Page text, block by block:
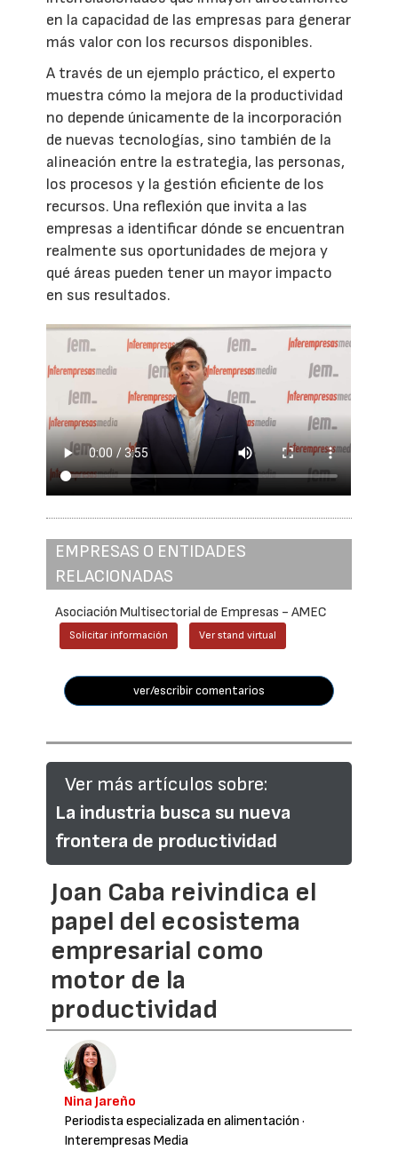
en la capacidad de las empresas para generar
más valor con los recursos disponibles.
A través de un ejemplo práctico, el experto
muestra cómo la mejora de la productividad
no depende únicamente de la incorporación
de nuevas tecnologías, sino también de la
alineación entre la estrategia, las personas,
los procesos y la gestión eficiente de los
recursos. Una reflexión que invita a las
empresas a identificar dónde se encuentran
realmente sus oportunidades de mejora y
qué áreas pueden tener un mayor impacto
en sus resultados.
EMPRESAS O ENTIDADES
RELACIONADAS
Asociación Multisectorial de Empresas - AMEC
Solicitar información Ver stand virtual
ver/escribir comentarios
Ver más artículos sobre:
La industria busca su nueva
frontera de productividad
Joan Caba reivindica el
papel del ecosistema
empresarial como
motor de la
productividad
Nina Jareño
Periodista especializada en alimentación ·
Interempresas Media